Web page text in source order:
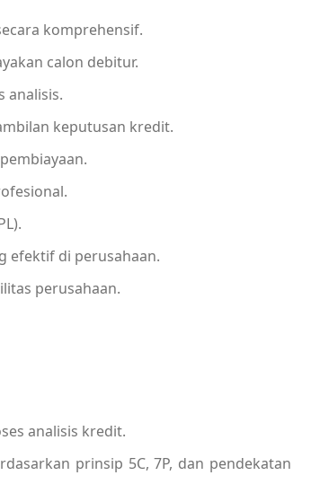
komprehensif.
calon debitur.
analisis.
keputusan kredit.
efektif di perusahaan.
perusahaan.
analisis kredit.
prinsip 5C, 7P, dan pendekatan